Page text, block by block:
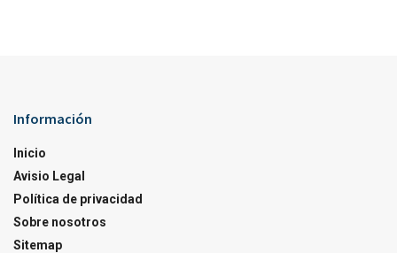
Información
Inicio
Avisio Legal
Política de privacidad
Sobre nosotros
Sitemap